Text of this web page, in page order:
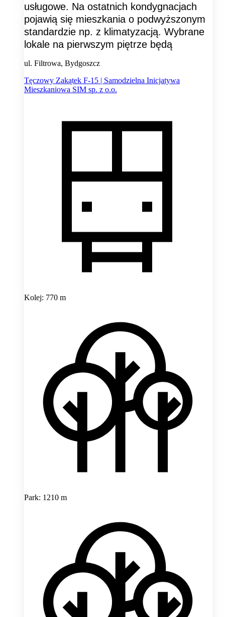
usługowe. Na ostatnich kondygnacjach
pojawią się mieszkania o podwyższonym
standardzie np. z klimatyzacją. Wybrane
lokale na pierwszym piętrze będą
ul. Filtrowa, Bydgoszcz
Tęczowy Zakątek F-15 | Samodzielna Inicjatywa
Mieszkaniowa SIM sp. z o.o.
Kolej: 770 m
Park: 1210 m